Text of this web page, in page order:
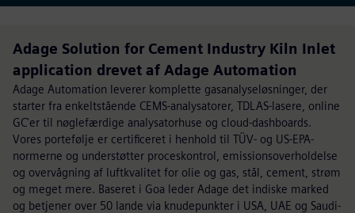
Adage Solution for Cement Industry Kiln Inlet
application drevet af Adage Automation
Adage Automation leverer komplette gasanalyseløsninger, der
starter fra enkeltstående CEMS-analysatorer, TDLAS-lasere, online
GC'er til nøglefærdige analysatorhuse og cloud-dashboards.
Vores portefølje er certificeret i henhold til TÜV- og US-EPA-
normerne og understøtter proceskontrol, emissionsoverholdelse
og overvågning af luftkvalitet for olie og gas, stål, cement, strøm
og meget mere. Baseret i Goa leder Adage det indiske marked
og betjener over 50 lande via knudepunkter i USA, UAE og Saudi-